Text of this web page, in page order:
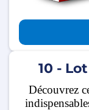
10 -
Découvrez